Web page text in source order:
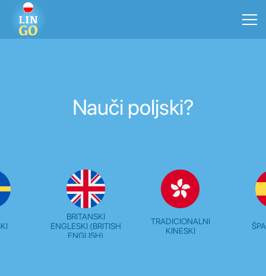
Nauči poljski?
BRITANSKI
ENGLESKI (BRITISH
ENGLISH)
TRADICIONALNI
KINESKI